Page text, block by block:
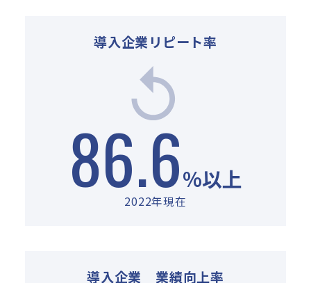
導入企業リピート率
86.6%以上
2022年現在
導入企業 業績向上率